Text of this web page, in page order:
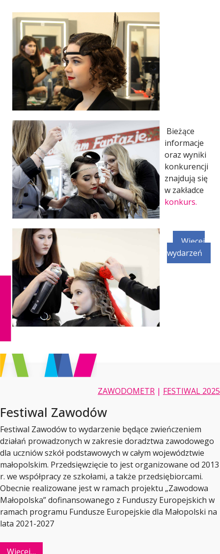
Bieżące
informacje
oraz wyniki
konkurencji
znajdują się
w zakładce
konkurs.
Więcej
wydarzeń
ZAWODOMETR | FESTIWAL 2025
Festiwal Zawodów
Festiwal Zawodów to wydarzenie będące zwieńczeniem
działań prowadzonych w zakresie doradztwa zawodowego
dla uczniów szkół podstawowych w całym województwie
małopolskim. Przedsięwzięcie to jest organizowane od 2013
r. we współpracy ze szkołami, a także przedsiębiorcami.
Obecnie realizowane jest w ramach projektu „Zawodowa
Małopolska” dofinansowanego z Funduszy Europejskich w
ramach programu Fundusze Europejskie dla Małopolski na
lata 2021-2027
Więcej…